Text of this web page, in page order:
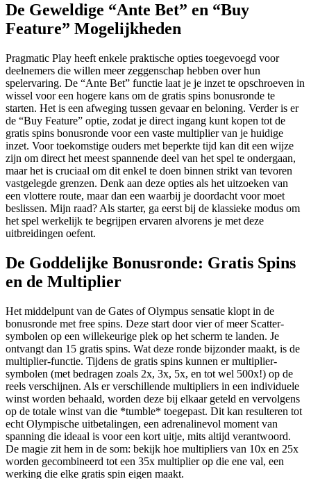
De Geweldige “Ante Bet” en “Buy
Feature” Mogelijkheden
Pragmatic Play heeft enkele praktische opties toegevoegd voor
deelnemers die willen meer zeggenschap hebben over hun
spelervaring. De “Ante Bet” functie laat je je inzet te opschroeven in
wissel voor een hogere kans om de gratis spins bonusronde te
starten. Het is een afweging tussen gevaar en beloning. Verder is er
de “Buy Feature” optie, zodat je direct ingang kunt kopen tot de
gratis spins bonusronde voor een vaste multiplier van je huidige
inzet. Voor toekomstige ouders met beperkte tijd kan dit een wijze
zijn om direct het meest spannende deel van het spel te ondergaan,
maar het is cruciaal om dit enkel te doen binnen strikt van tevoren
vastgelegde grenzen. Denk aan deze opties als het uitzoeken van
een vlottere route, maar dan een waarbij je doordacht voor moet
beslissen. Mijn raad? Als starter, ga eerst bij de klassieke modus om
het spel werkelijk te begrijpen ervaren alvorens je met deze
uitbreidingen oefent.
De Goddelijke Bonusronde: Gratis Spins
en de Multiplier
Het middelpunt van de Gates of Olympus sensatie klopt in de
bonusronde met free spins. Deze start door vier of meer Scatter-
symbolen op een willekeurige plek op het scherm te landen. Je
ontvangt dan 15 gratis spins. Wat deze ronde bijzonder maakt, is de
multiplier-functie. Tijdens de gratis spins kunnen er multiplier-
symbolen (met bedragen zoals 2x, 3x, 5x, en tot wel 500x!) op de
reels verschijnen. Als er verschillende multipliers in een individuele
winst worden behaald, worden deze bij elkaar geteld en vervolgens
op de totale winst van die *tumble* toegepast. Dit kan resulteren tot
echt Olympische uitbetalingen, een adrenalinevol moment van
spanning die ideaal is voor een kort uitje, mits altijd verantwoord.
De magie zit hem in de som: bekijk hoe multipliers van 10x en 25x
worden gecombineerd tot een 35x multiplier op die ene val, een
werking die elke gratis spin eigen maakt.